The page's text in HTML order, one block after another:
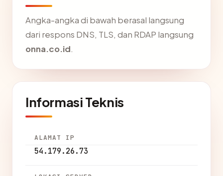
Angka-angka di bawah berasal langsung
dari respons DNS, TLS, dan RDAP langsung
onna.co.id.
Informasi Teknis
ALAMAT IP
54.179.26.73